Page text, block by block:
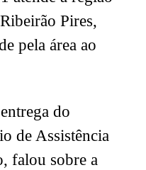
Pires,
pela área ao
do
de Assistência
falou sobre a